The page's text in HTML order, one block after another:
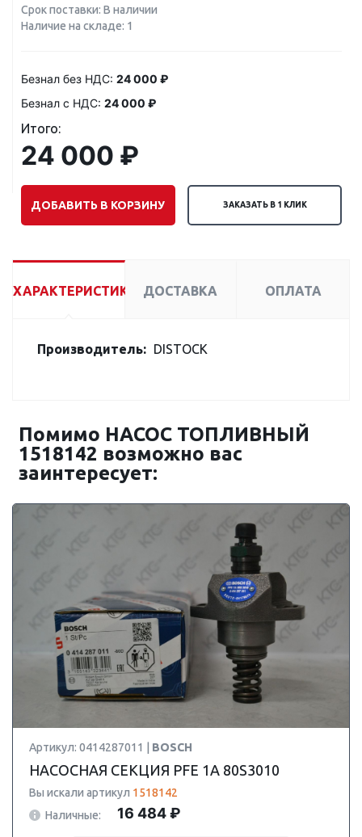
Срок поставки: В наличии
Наличие на складе: 1
Безнал без НДС: 24 000 ₽
Безнал с НДС: 24 000 ₽
Итого:
24 000 ₽
ДОБАВИТЬ В КОРЗИНУ ЗАКАЗАТЬ В 1 КЛИК
ХАРАКТЕРИСТИКИ ДОСТАВКА ОПЛАТА
Производитель: DISTOCK
Помимо НАСОС ТОПЛИВНЫЙ
1518142 возможно вас
заинтересует:
Артикул: 0414287011 | BOSCH
НАСОСНАЯ СЕКЦИЯ PFE 1A 80S3010
Вы искали артикул 1518142
Наличные:
16 484 ₽